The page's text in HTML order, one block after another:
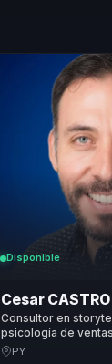
Disponible
Cesar
Consultor en
psicología de
comerciales a
PY